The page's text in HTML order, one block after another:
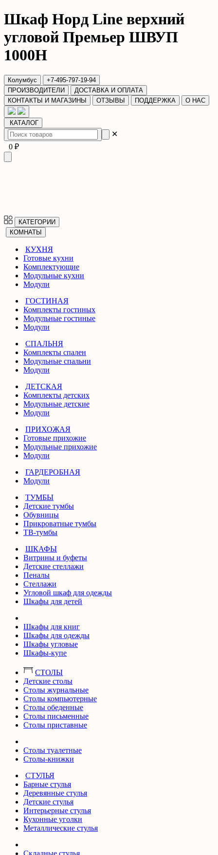
Шкаф Норд Line верхний
угловой Премьер ШВУП
1000Н
Колумбус
+7-495-797-19-94
ПРОИЗВОДИТЕЛИ
ДОСТАВКА И ОПЛАТА
КОНТАКТЫ И МАГАЗИНЫ
ОТЗЫВЫ ПОДДЕРЖКА О НАС
КАТАЛОГ
✕
0 ₽
КАТЕГОРИИ
КОМНАТЫ
КУХНЯ
Готовые кухни
Комплектующие
Модульные кухни
Модули
ГОСТИНАЯ
Комплекты гостиных
Модульные гостиные
Модули
СПАЛЬНЯ
Комплекты спален
Модульные спальни
Модули
ДЕТСКАЯ
Комплекты детских
Модульные детские
Модули
ПРИХОЖАЯ
Готовые прихожие
Модульные прихожие
Модули
ГАРДЕРОБНАЯ
Модули
ТУМБЫ
Детские тумбы
Обувницы
Прикроватные тумбы
ТВ-тумбы
ШКАФЫ
Витрины и буфеты
Детские стеллажи
Пеналы
Стеллажи
Угловой шкаф для одежды
Шкафы для детей
Шкафы для книг
Шкафы для одежды
Шкафы угловые
Шкафы-купе
СТОЛЫ
Детские столы
Столы журнальные
Столы компьютерные
Столы обеденные
Столы письменные
Столы приставные
Столы туалетные
Столы-книжки
СТУЛЬЯ
Барные стулья
Деревянные стулья
Детские стулья
Интерьерные стулья
Кухонные уголки
Металлические стулья
Складные стулья